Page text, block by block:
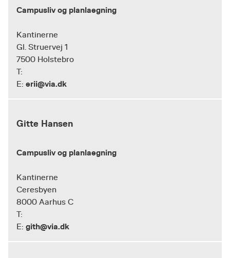
Campusliv og planlaegning
Kantinerne
Gl. Struervej 1
7500 Holstebro
T:
E: erii@via.dk
Gitte Hansen
Campusliv og planlaegning
Kantinerne
Ceresbyen
8000 Aarhus C
T:
E: gith@via.dk